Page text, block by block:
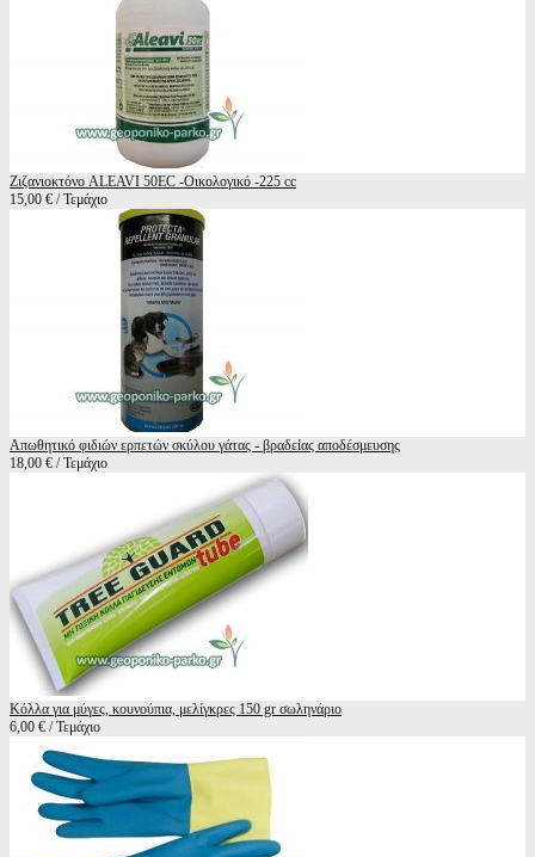
Ζιζανιοκτόνο ALEAVI 50EC -Oικολογικό -225 cc
15,00 € / Τεμάχιο
Απωθητικό φιδιών ερπετών σκύλου γάτας - βραδείας αποδέσμευσης
18,00 € / Τεμάχιο
Κόλλα για μύγες, κουνούπια, μελίγκρες 150 gr σωληνάριο
6,00 € / Τεμάχιο